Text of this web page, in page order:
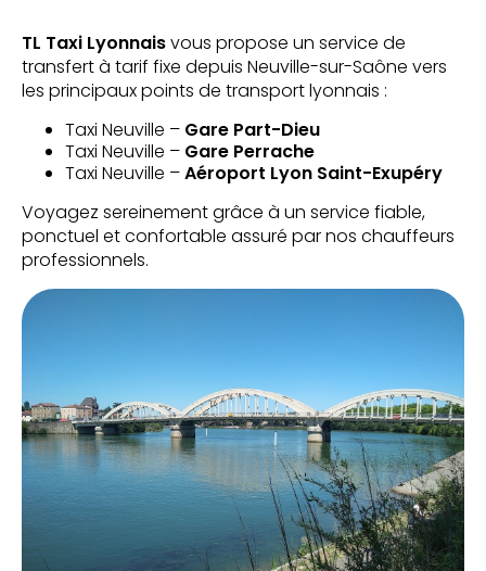
TL Taxi Lyonnaisvous propose un service de
transfert à tarif fixe depuis Neuville-sur-Saône vers
les principaux points de transport lyonnais :
Taxi Neuville – Gare Part-Dieu
Taxi Neuville – Gare Perrache
Taxi Neuville –Aéroport Lyon Saint-Exupéry
Voyagez sereinement grâce à un service fiable,
ponctuel et confortable assuré par nos chauffeurs
professionnels.